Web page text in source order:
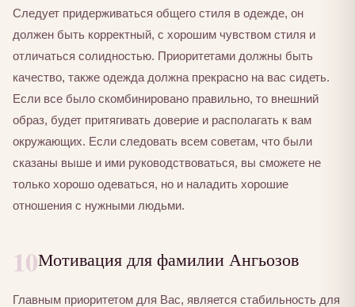
Следует придерживаться общего стиля в одежде, он
должен быть корректный, с хорошим чувством стиля и
отличаться солидностью. Приоритетами должны быть
качество, также одежда должна прекрасно на вас сидеть.
Если все было скомбинировано правильно, то внешний
образ, будет притягивать доверие и располагать к вам
окружающих. Если следовать всем советам, что были
сказаны выше и ими руководствоваться, вы сможете не
только хорошо одеваться, но и наладить хорошие
отношения с нужными людьми.
10Мотивация для фамилии Ангьозов
Главным приоритетом для Вас, является стабильность для